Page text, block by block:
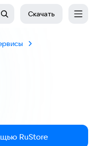
Скачать
RuStore